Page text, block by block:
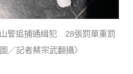
警追捕通緝犯 28張罰單重罰
／記者蔡宗武翻攝〉